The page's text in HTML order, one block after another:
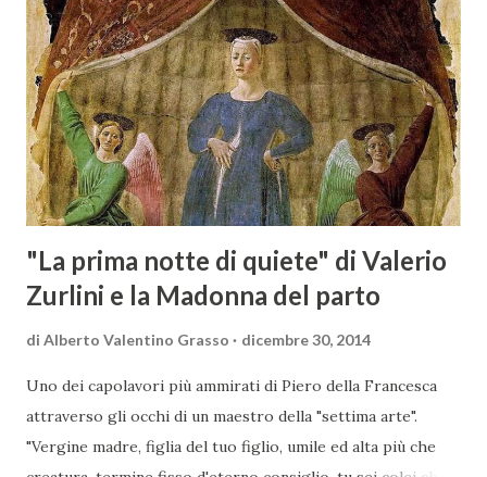
Scansano. Scopo dell’iniziativa è stato quello di promuovere
le eccellenze vitivinicole della regione in Austria, un
mercato dove il potenziale di crescita è ancora molto alto,
assistendo i produttori nella creazione di contatti
commerciali con gli operatori locali. Gli organizzatori
dell’evento, Christian Bauer, austriaco ed esperto di vini e
conoscitore dei mercati di lingua tedes...
"La prima notte di quiete" di Valerio
Zurlini e la Madonna del parto
di Alberto Valentino Grasso dicembre 30, 2014
Uno dei capolavori più ammirati di Piero della Francesca
attraverso gli occhi di un maestro della "settima arte".
"Vergine madre, figlia del tuo figlio, umile ed alta più che